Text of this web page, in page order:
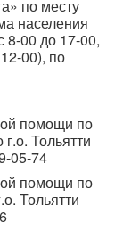
по месту
населения
8-00 до 17-00,
00), по
помощи по
Тольятти
05-74
помощи по
Тольятти